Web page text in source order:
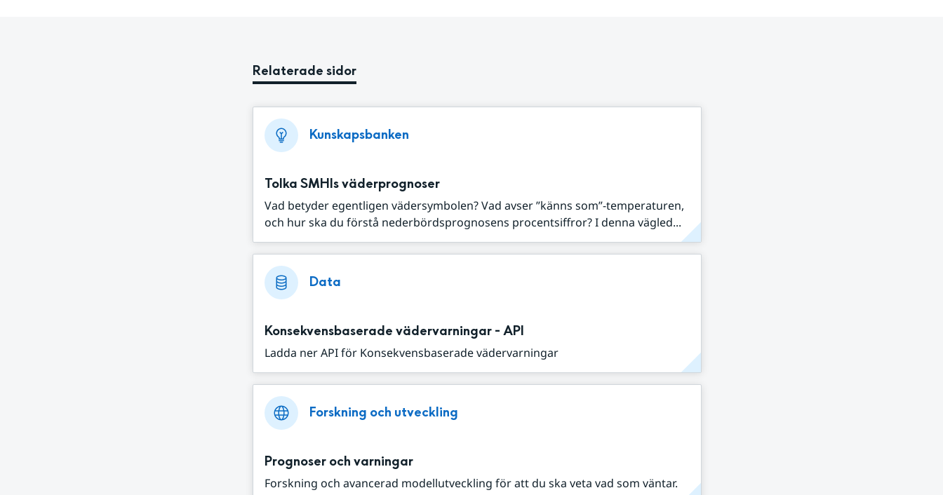
Relaterade sidor
Kunskapsbanken
Tolka SMHIs väderprognoser
Vad betyder egentligen vädersymbolen? Vad avser ”känns som”-temperaturen,
och hur ska du förstå nederbördsprognosens procentsiffror? I denna vägled...
Data
Konsekvensbaserade vädervarningar - API
Ladda ner API för Konsekvensbaserade vädervarningar
Forskning och utveckling
Prognoser och varningar
Forskning och avancerad modellutveckling för att du ska veta vad som väntar.